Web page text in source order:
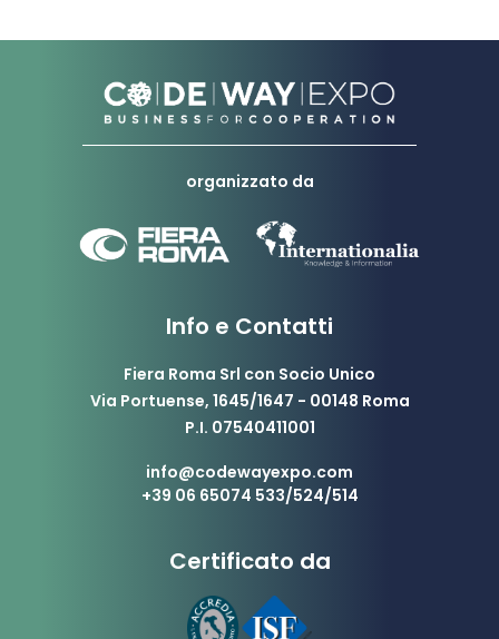
organizzato da
Info e Contatti
Fiera Roma Srl con Socio Unico
Via Portuense, 1645/1647 - 00148 Roma
P.I. 07540411001
info@codewayexpo.com
+39 06 65074 533/524/514
Certificato da